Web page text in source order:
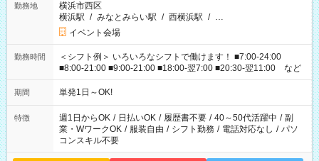
勤務地
横浜市西区
横浜駅 / みなとみらい駅 / 西横浜駅 / …
イベント会場
勤務時間
＜シフト例＞ いろいろなシフトで働けます！ ■7:00-24:00
■8:00-21:00 ■9:00-21:00 ■18:00-翌7:00 ■20:30-翌11:00 など
期間 単発1日～OK!
特徴 週1日からOK / 日払いOK / 履歴書不要 / 40～50代活躍中 / 副
業・WワークOK / 服装自由 / シフト勤務 / 電話対応なし / パソ
コンスキル不要